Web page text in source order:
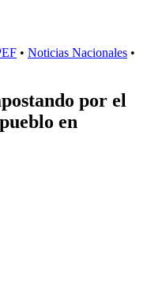
• Noticias Nacionales •
por el
en